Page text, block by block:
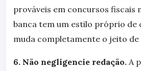
prováveis em concursos fiscais
banca tem um estilo próprio de
muda completamente o jeito de
6. Não negligencie redação. A